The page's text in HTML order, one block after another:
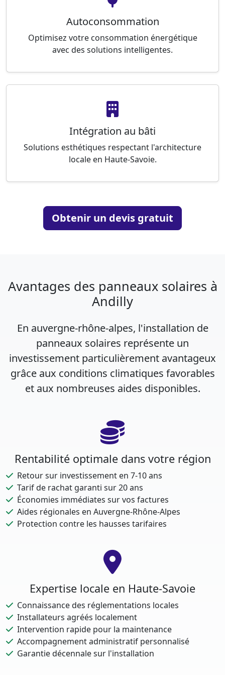
Autoconsommation
Optimisez votre consommation énergétique
avec des solutions intelligentes.
Intégration au bâti
Solutions esthétiques respectant l'architecture
locale en Haute-Savoie.
Obtenir un devis gratuit
Avantages des panneaux solaires à
Andilly
En auvergne-rhône-alpes, l'installation de
panneaux solaires représente un
investissement particulièrement avantageux
grâce aux conditions climatiques favorables
et aux nombreuses aides disponibles.
Rentabilité optimale dans votre région
Retour sur investissement en 7-10 ans
Tarif de rachat garanti sur 20 ans
Économies immédiates sur vos factures
Aides régionales en Auvergne-Rhône-Alpes
Protection contre les hausses tarifaires
Expertise locale en Haute-Savoie
Connaissance des réglementations locales
Installateurs agréés localement
Intervention rapide pour la maintenance
Accompagnement administratif personnalisé
Garantie décennale sur l'installation